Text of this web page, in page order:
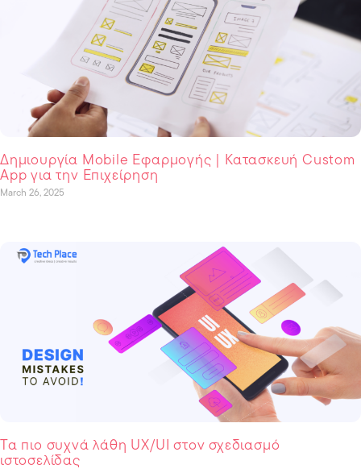
Δημιουργία Mobile Εφαρμογής | Κατασκευή Custom
App για την Επιχείρηση
March 26, 2025
Τα πιο συχνά λάθη UX/UI στον σχεδιασμό
ιστοσελίδας